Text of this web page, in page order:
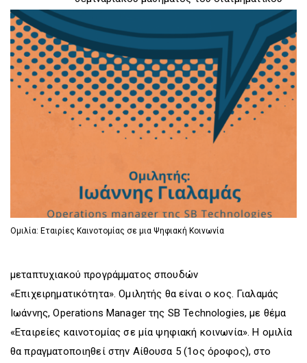
D
W
N
T
R
I
G
G
E
R
O
N
T
R
I
G
G
E
R
D
W
N
T
R
I
G
G
E
Ομιλία: Εταιρίες Καινοτομίας σε μια Ψηφιακή Κοινωνία
μεταπτυχιακού προγράμματος σπουδών
«Επιχειρηματικότητα». Ομιλητής θα είναι ο κος. Γιαλαμάς
Ιωάννης, Operations Manager της SB Technologies, με θέμα
«Εταιρείες καινοτομίας σε μία ψηφιακή κοινωνία». Η ομιλία
θα πραγματοποιηθεί στην Αίθουσα 5 (1ος όροφος), στο